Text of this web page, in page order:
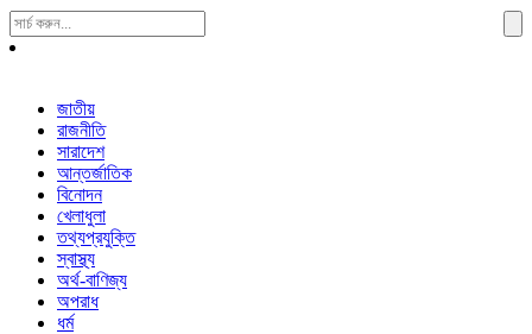
Search
For:
জাতীয়
রাজনীতি
সারাদেশ
আন্তর্জাতিক
বিনোদন
খেলাধুলা
তথ্যপ্রযুক্তি
স্বাস্থ্য
অর্থ-বাণিজ্য
অপরাধ
ধর্ম